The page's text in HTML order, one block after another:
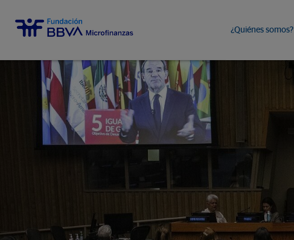
¿Quiénes somos?